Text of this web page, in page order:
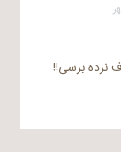
نزده برسی!!